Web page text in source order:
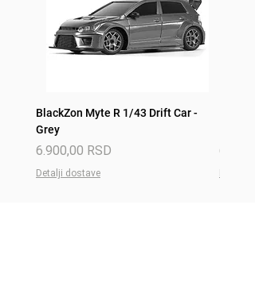
BlackZon Myte R 1/43 Drift Car -
Grey
Price
6.900,00 RSD
Detalji dostave
Price